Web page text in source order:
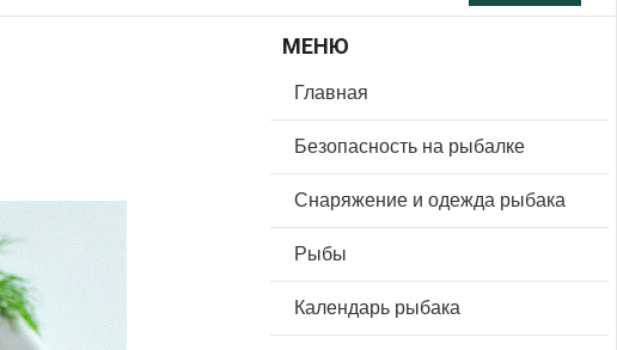
МЕНЮ
Главная
Безопасность на рыбалке
Снаряжение и одежда рыбака
Рыбы
Календарь рыбака